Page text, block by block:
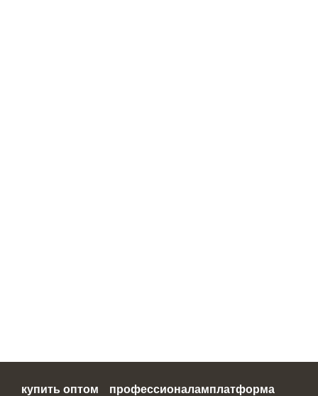
купить оптом профессионаламплатформа